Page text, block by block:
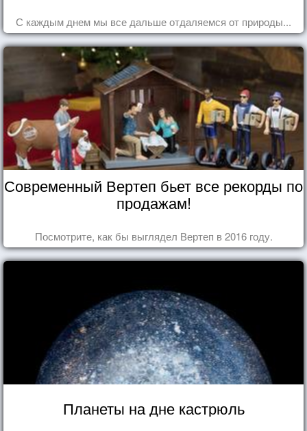
С каждым днем мы все дальше отдаляемся от природы...
Современный Вертеп бьет все рекорды по
продажам!
Посмотрите, как бы выглядел Вертеп в 2016 году.
Планеты на дне кастрюль